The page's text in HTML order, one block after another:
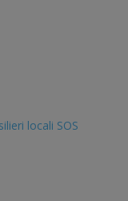
locali SOS